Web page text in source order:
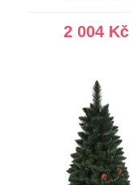
2 004 Kč